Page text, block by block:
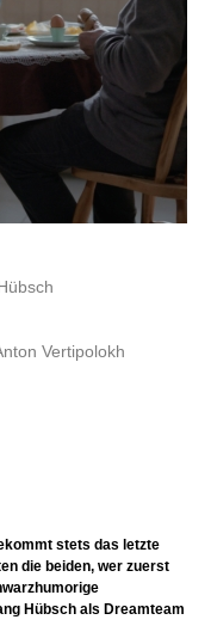
Vertipolokh
stets das letzte
die beiden, wer zuerst
Hübsch als Dreamteam